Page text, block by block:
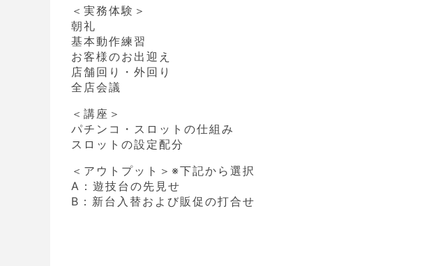
＜実務体験＞
朝礼
基本動作練習
お客様のお出迎え
店舗回り・外回り
全店会議
＜講座＞
パチンコ・スロットの仕組み
スロットの設定配分
＜アウトプット＞※下記から選択
A：遊技台の先見せ
B：新台入替および販促の打合せ